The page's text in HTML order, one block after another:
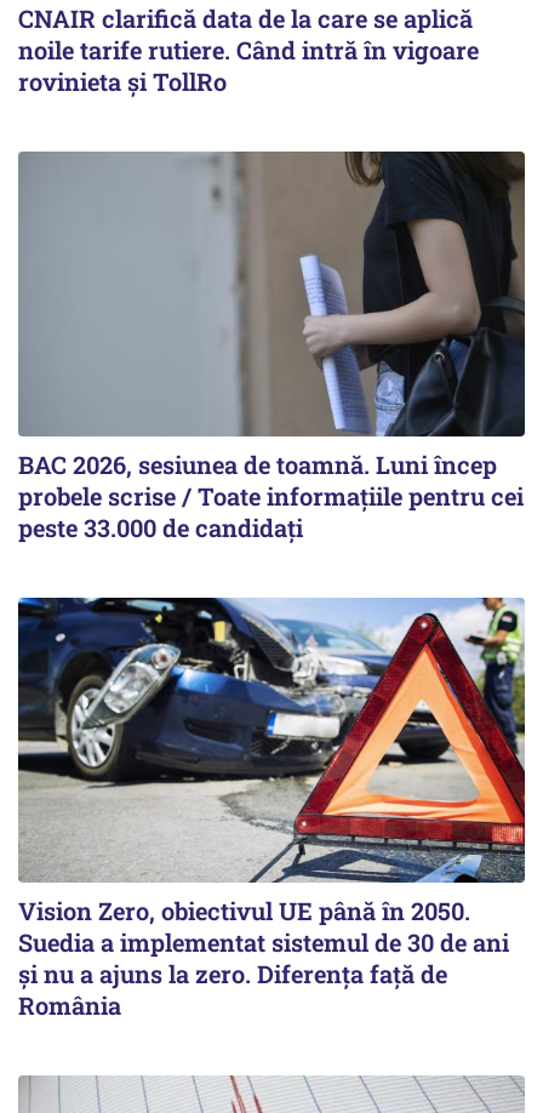
CNAIR clarifică data de la care se aplică
noile tarife rutiere. Când intră în vigoare
rovinieta și TollRo
BAC 2026, sesiunea de toamnă. Luni încep
probele scrise / Toate informațiile pentru cei
peste 33.000 de candidați
Vision Zero, obiectivul UE până în 2050.
Suedia a implementat sistemul de 30 de ani
şi nu a ajuns la zero. Diferenţa faţă de
România